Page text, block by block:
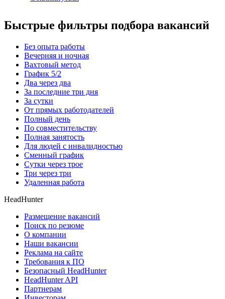
Быстрые фильтры подбора вакансий
Без опыта работы
Вечерняя и ночная
Вахтовый метод
График 5/2
Два через два
За последние три дня
За сутки
От прямых работодателей
Полный день
По совместительству
Полная занятость
Для людей с инвалидностью
Сменный график
Сутки через трое
Три через три
Удаленная работа
HeadHunter
Размещение вакансий
Поиск по резюме
О компании
Наши вакансии
Реклама на сайте
Требования к ПО
Безопасный HeadHunter
HeadHunter API
Партнерам